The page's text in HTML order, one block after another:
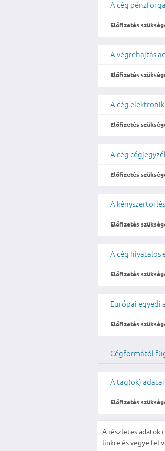
A cég
Előfizetés
A végrehajtás
Előfizetés
A cég
Előfizetés
A cég
Előfizetés
A
Előfizetés
A cég hivatalos
Előfizetés
Európai egyedi
Előfizetés
Cégformától
A tag(ok)
Előfizetés
A részletes adatok
linkre és vegye fel